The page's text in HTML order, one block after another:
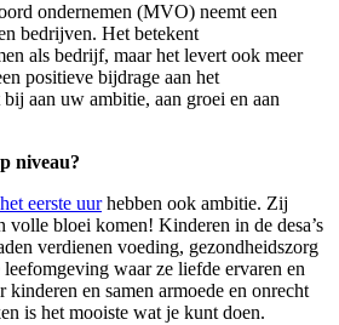
ondernemen (MVO) neemt een
bedrijven. Het betekent
als bedrijf, maar het levert ook meer
positieve bijdrage aan het
aan uw ambitie, aan groei en aan
niveau?
eerste uurhebben ook ambitie. Zij
bloei komen! Kinderen in de desa’s
verdienen voeding, gezondheidszorg
waar ze liefde ervaren en
kinderen en samen armoede en onrecht
is het mooiste wat je kunt doen.